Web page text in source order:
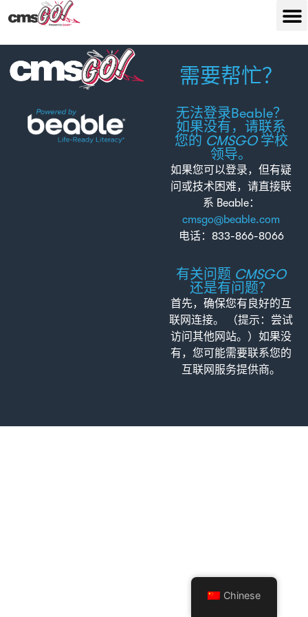
需要帮忙？
无法登录Beable？
如果没有，请联系
您的 CMSGO学校
领导。
如果您可以登录，但有疑
问或技术困难，请直接联
系 Beable：
cmsgo@beable.com
电话：833-866-8066
有关问题 CMSGO
还是有问题？
首先，确保您有良好的互
联网连接。 （提示：尝试
访问其他网站。）如果没
有，您可能需要联系您的
互联网服务提供商。
Chinese